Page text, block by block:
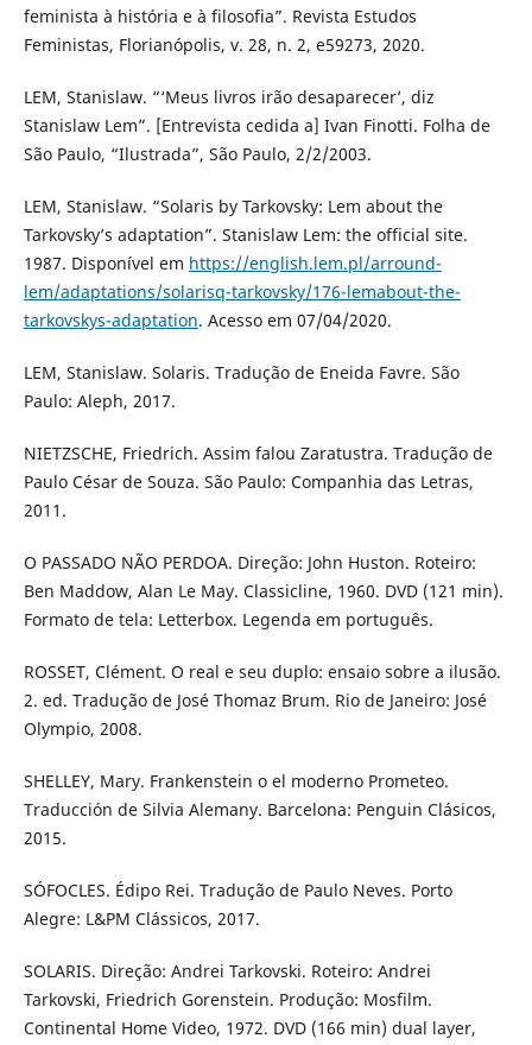
feminista à história e à filosofia”. Revista Estudos
Feministas, Florianópolis, v. 28, n. 2, e59273, 2020.
LEM, Stanislaw. “‘Meus livros irão desaparecer’, diz
Stanislaw Lem”. [Entrevista cedida a] Ivan Finotti. Folha de
São Paulo, “Ilustrada”, São Paulo, 2/2/2003.
LEM, Stanislaw. “Solaris by Tarkovsky: Lem about the
Tarkovsky’s adaptation”. Stanislaw Lem: the official site.
1987. Disponível em https://english.lem.pl/arround-
lem/adaptations/solarisq-tarkovsky/176-lemabout-the-
tarkovskys-adaptation. Acesso em 07/04/2020.
LEM, Stanislaw. Solaris. Tradução de Eneida Favre. São
Paulo: Aleph, 2017.
NIETZSCHE, Friedrich. Assim falou Zaratustra. Tradução de
Paulo César de Souza. São Paulo: Companhia das Letras,
2011.
O PASSADO NÃO PERDOA. Direção: John Huston. Roteiro:
Ben Maddow, Alan Le May. Classicline, 1960. DVD (121 min).
Formato de tela: Letterbox. Legenda em português.
ROSSET, Clément. O real e seu duplo: ensaio sobre a ilusão.
2. ed. Tradução de José Thomaz Brum. Rio de Janeiro: José
Olympio, 2008.
SHELLEY, Mary. Frankenstein o el moderno Prometeo.
Traducción de Silvia Alemany. Barcelona: Penguin Clásicos,
2015.
SÓFOCLES. Édipo Rei. Tradução de Paulo Neves. Porto
Alegre: L&PM Clássicos, 2017.
SOLARIS. Direção: Andrei Tarkovski. Roteiro: Andrei
Tarkovski, Friedrich Gorenstein. Produção: Mosfilm.
Continental Home Video, 1972. DVD (166 min) dual layer,